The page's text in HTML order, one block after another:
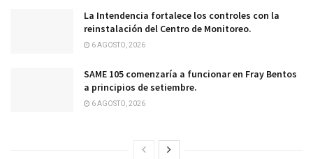
La Intendencia fortalece los controles con la
reinstalación del Centro de Monitoreo.
6 AGOSTO, 2026
SAME 105 comenzaría a funcionar en Fray Bentos
a principios de setiembre.
6 AGOSTO, 2026